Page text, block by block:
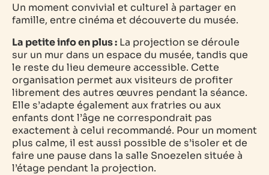
Un moment convivial et culturel à partager en
famille, entre cinéma et découverte du musée.
La petite info en plus : La projection se déroule
sur un mur dans un espace du musée, tandis que
le reste du lieu demeure accessible. Cette
organisation permet aux visiteurs de profiter
librement des autres œuvres pendant la séance.
Elle s’adapte également aux fratries ou aux
enfants dont l’âge ne correspondrait pas
exactement à celui recommandé. Pour un moment
plus calme, il est aussi possible de s’isoler et de
faire une pause dans la salle Snoezelen située à
l’étage pendant la projection.